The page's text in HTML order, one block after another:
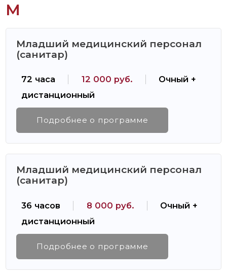
М
Младший медицинский персонал
(санитар)
72 часа 12 000 руб.
Очный +
дистанционный
Подробнее о программе
Младший медицинский персонал
(санитар)
36 часов 8 000 руб.
Очный +
дистанционный
Подробнее о программе